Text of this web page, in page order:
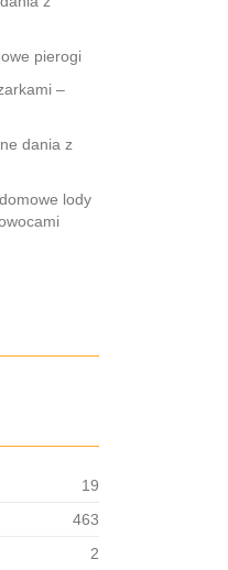
pierogi
–
dania z
lody
19
463
2